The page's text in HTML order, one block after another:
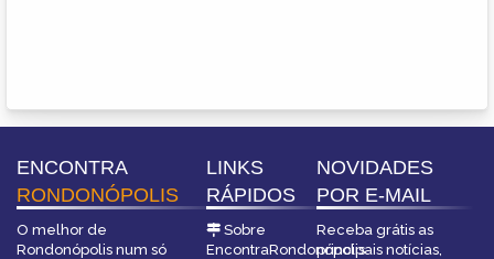
ENCONTRA
RONDONÓPOLIS
O melhor de
Rondonópolis num só
LINKS
RÁPIDOS
Sobre
EncontraRondonópolis
NOVIDADES
POR E-MAIL
Receba grátis as
principais notícias,